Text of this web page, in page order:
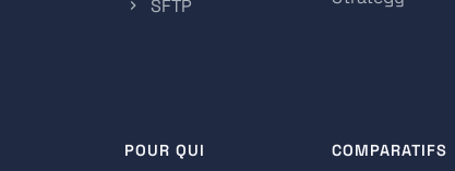
SFTP
POUR QUI COMPARATIFS